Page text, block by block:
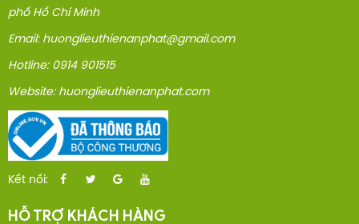
phố Hồ Chí Minh
Email: huonglieuthienanphat@gmail.com
Hotline: 0914 901515
Website: huonglieuthienanphat.com
Kết nối:
HỖ TRỢ KHÁCH HÀNG